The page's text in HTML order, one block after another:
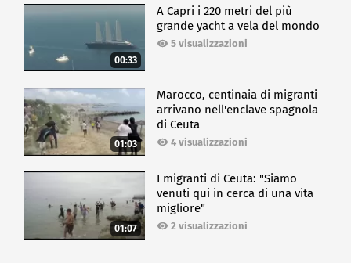
00:33
A Capri i 220 metri del più
grande yacht a vela del mondo
5 visualizzazioni
01:03
Marocco, centinaia di migranti
arrivano nell'enclave spagnola
di Ceuta
4 visualizzazioni
01:07
I migranti di Ceuta: "Siamo
venuti qui in cerca di una vita
migliore"
2 visualizzazioni